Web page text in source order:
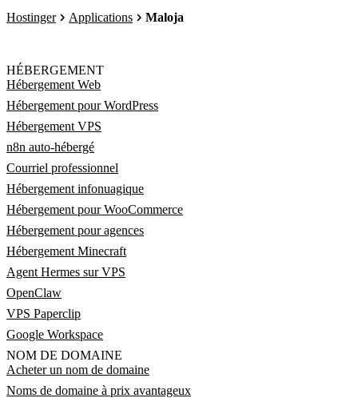
Hostinger Applications Maloja
HÉBERGEMENT
Hébergement Web
Hébergement pour WordPress
Hébergement VPS
n8n auto-hébergé
Courriel professionnel
Hébergement infonuagique
Hébergement pour WooCommerce
Hébergement pour agences
Hébergement Minecraft
Agent Hermes sur VPS
OpenClaw
VPS Paperclip
Google Workspace
NOM DE DOMAINE
Acheter un nom de domaine
Noms de domaine à prix avantageux